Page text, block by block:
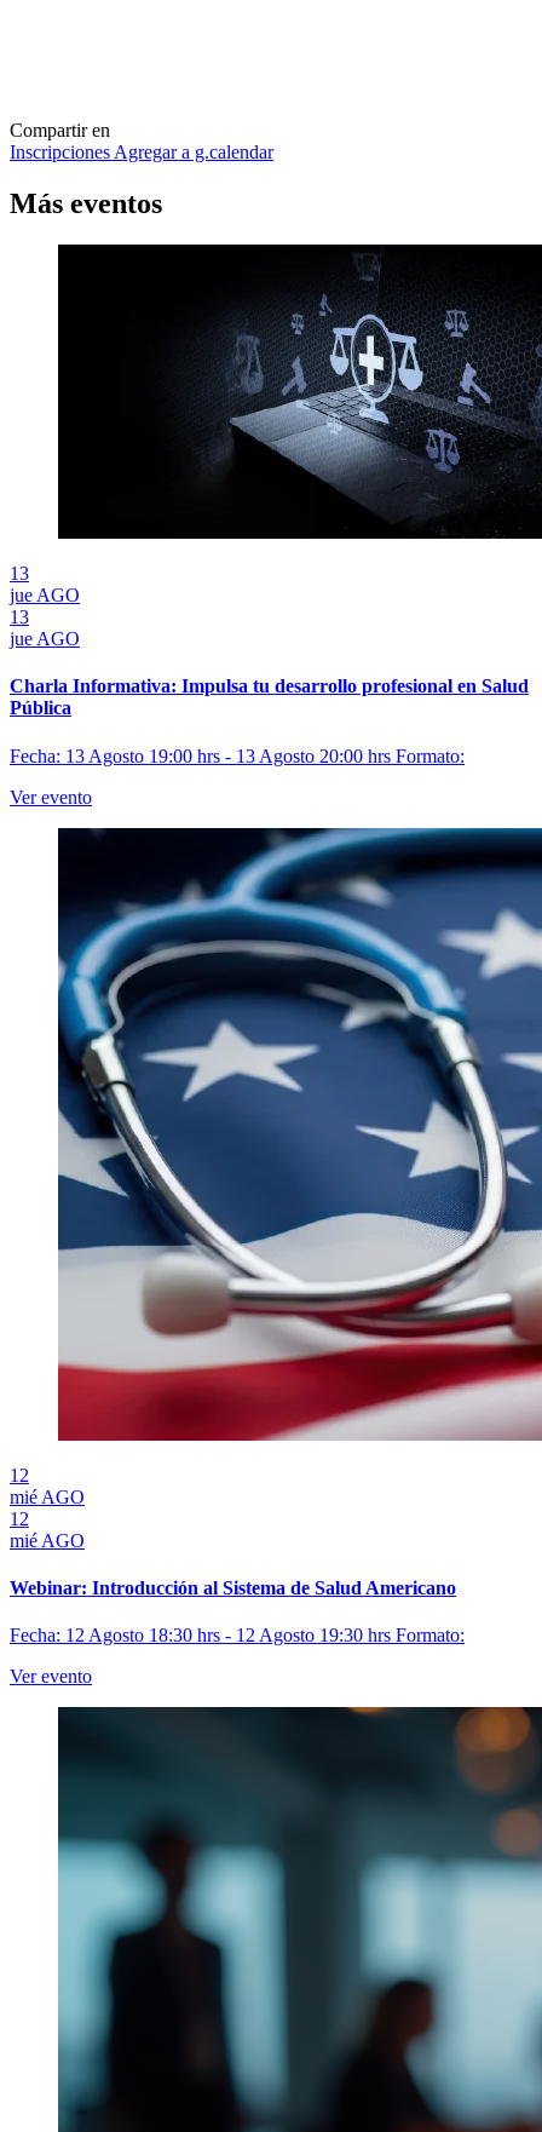
Compartir en
InscripcionesAgregar a g.calendar
Más eventos
13
jue AGO
13
jue AGO
Charla Informativa: Impulsa tu desarrollo profesional en Salud
Pública
Fecha: 13 Agosto 19:00 hrs - 13 Agosto 20:00 hrs Formato:
Ver evento
12
mié AGO
12
mié AGO
Webinar: Introducción al Sistema de Salud Americano
Fecha: 12 Agosto 18:30 hrs - 12 Agosto 19:30 hrs Formato:
Ver evento